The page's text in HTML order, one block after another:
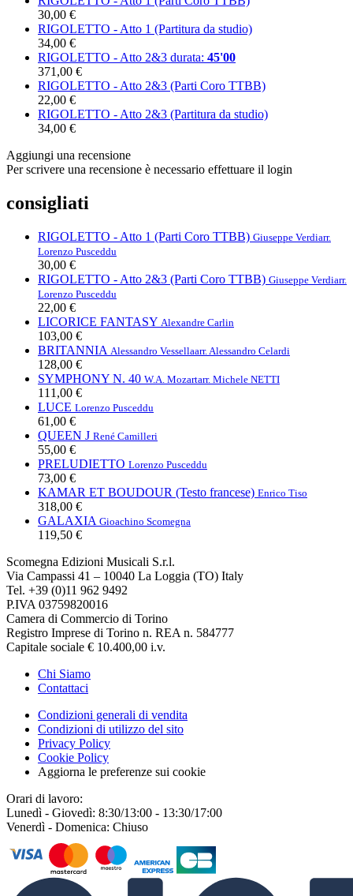
30,00 €
RIGOLETTO - Atto 1 (Partitura da studio)
34,00 €
RIGOLETTO - Atto 2&3 durata: 45'00
371,00 €
RIGOLETTO - Atto 2&3 (Parti Coro TTBB)
22,00 €
RIGOLETTO - Atto 2&3 (Partitura da studio)
34,00 €
Aggiungi una recensione
Per scrivere una recensione è necessario effettuare il login
consigliati
RIGOLETTO - Atto 1 (Parti Coro TTBB) Giuseppe Verdiarr.
Lorenzo Pusceddu
30,00 €
RIGOLETTO - Atto 2&3 (Parti Coro TTBB) Giuseppe Verdiarr.
Lorenzo Pusceddu
22,00 €
LICORICE FANTASY Alexandre Carlin
103,00 €
BRITANNIA Alessandro Vessellaarr. Alessandro Celardi
128,00 €
SYMPHONY N. 40 W.A. Mozartarr. Michele NETTI
111,00 €
LUCE Lorenzo Pusceddu
61,00 €
QUEEN J René Camilleri
55,00 €
PRELUDIETTO Lorenzo Pusceddu
73,00 €
KAMAR ET BOUDOUR (Testo francese) Enrico Tiso
318,00 €
GALAXIA Gioachino Scomegna
119,50 €
Scomegna Edizioni Musicali S.r.l.
Via Campassi 41 – 10040 La Loggia (TO) Italy
Tel. +39 (0)11 962 9492
P.IVA 03759820016
Camera di Commercio di Torino
Registro Imprese di Torino n. REA n. 584777
Capitale sociale € 10.400,00 i.v.
Chi Siamo
Contattaci
Condizioni generali di vendita
Condizioni di utilizzo del sito
Privacy Policy
Cookie Policy
Aggiorna le preferenze sui cookie
Orari di lavoro:
Lunedì - Giovedì: 8:30/13:00 - 13:30/17:00
Venerdì - Domenica: Chiuso